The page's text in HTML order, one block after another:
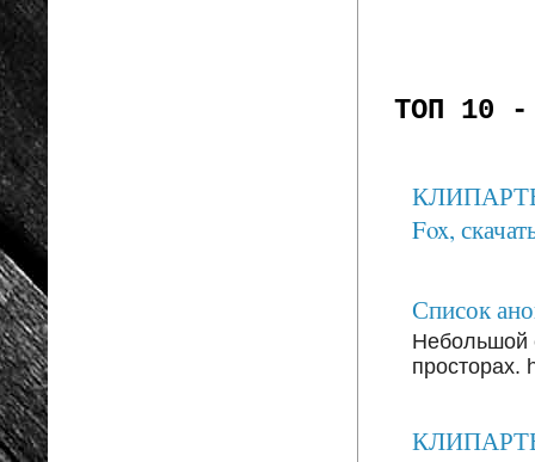
ТОП 10 -
КЛИПАРТЫ:
Fox,
Список
Небольшой
просторах.